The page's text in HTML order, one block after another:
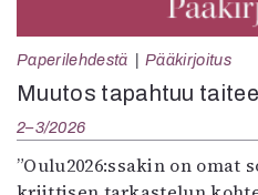
Paperilehdestä Pääkirjoitus
Muutos tapahtuu
2–3/2026
”Oulu2026:ssakin on omat